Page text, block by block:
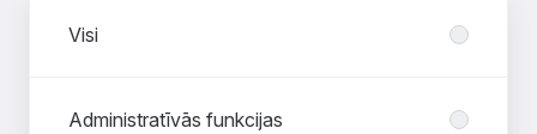
Visi
Administratīvās funkcijas